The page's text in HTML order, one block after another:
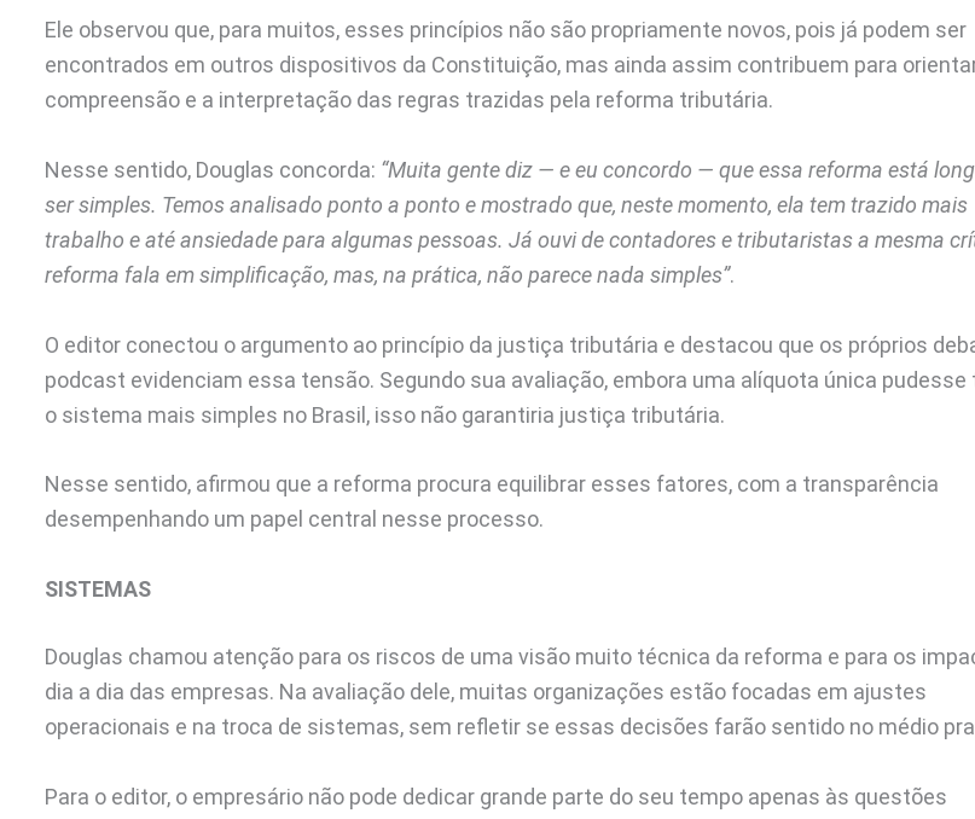
Ele observou que, para muitos, esses princípios não são propriamente novos, pois já podem ser
encontrados em outros dispositivos da Constituição, mas ainda assim contribuem para
compreensão e a interpretação das regras trazidas pela reforma tributária.
Nesse sentido, Douglas concorda: “Muita gente diz — e eu concordo — que essa reforma está
ser simples. Temos analisado ponto a ponto e mostrado que, neste momento, ela tem trazido mais
trabalho e até ansiedade para algumas pessoas. Já ouvi de contadores e tributaristas a mesma
reforma fala em simplificação, mas, na prática, não parece nada simples”.
O editor conectou o argumento ao princípio da justiça tributária e destacou que os próprios
podcast evidenciam essa tensão. Segundo sua avaliação, embora uma alíquota única pudesse
o sistema mais simples no Brasil, isso não garantiria justiça tributária.
Nesse sentido, afirmou que a reforma procura equilibrar esses fatores, com a transparência
desempenhando um papel central nesse processo.
SISTEMAS
Douglas chamou atenção para os riscos de uma visão muito técnica da reforma e para os
dia a dia das empresas. Na avaliação dele, muitas organizações estão focadas em ajustes
operacionais e na troca de sistemas, sem refletir se essas decisões farão sentido no médio
Para o editor, o empresário não pode dedicar grande parte do seu tempo apenas às questões